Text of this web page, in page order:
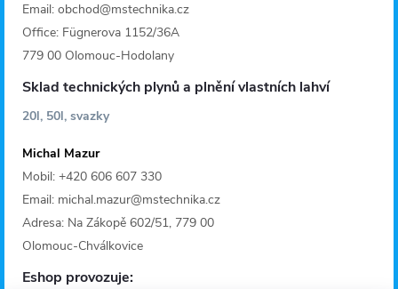
Email: obchod@mstechnika.cz
Office: Fügnerova 1152/36A
779 00 Olomouc-Hodolany
Sklad technických plynů a plnění vlastních lahví
20l, 50l, svazky
Michal Mazur
Mobil: +420 606 607 330
Email: michal.mazur@mstechnika.cz
Adresa: Na Zákopě 602/51, 779 00
Olomouc-Chválkovice
Eshop provozuje: